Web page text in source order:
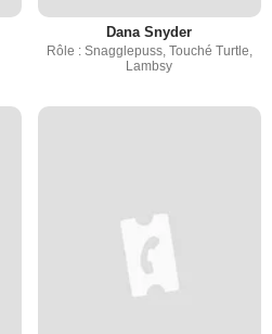
Dana Snyder
Rôle : Snagglepuss, Touché Turtle,
Lambsy